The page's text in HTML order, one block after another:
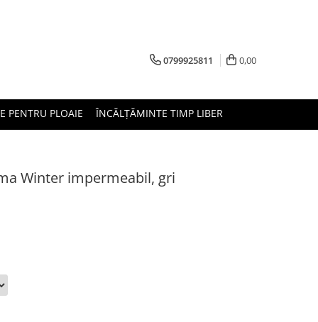
0799925811 0,00
PENTRU PLOAIE ÎNCĂLȚĂMINTE TIMP LIBER
Winter impermeabil, gri